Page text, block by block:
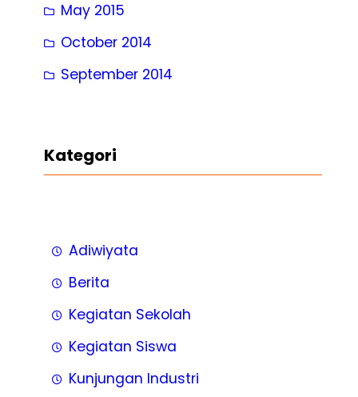
May 2015
October 2014
September 2014
Kategori
Adiwiyata
Berita
Kegiatan Sekolah
Kegiatan Siswa
Kunjungan Industri